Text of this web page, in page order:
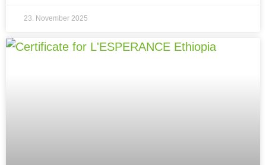
23. November 2025